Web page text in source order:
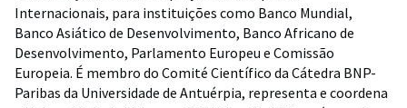
Internacionais, para instituições como Banco Mundial,
Banco Asiático de Desenvolvimento, Banco Africano de
Desenvolvimento, Parlamento Europeu e Comissão
Europeia. É membro do Comité Científico da Cátedra BNP-
Paribas da Universidade de Antuérpia, representa e coordena